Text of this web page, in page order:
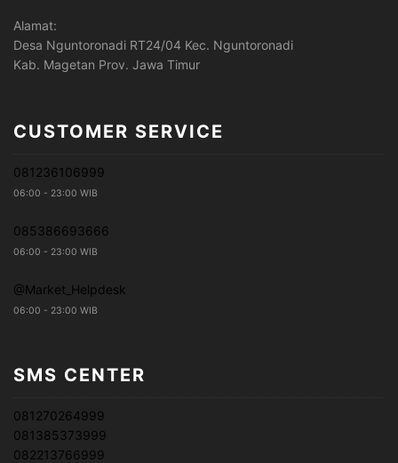
Alamat:
Desa Nguntoronadi RT24/04 Kec. Nguntoronadi
Kab. Magetan Prov. Jawa Timur
CUSTOMER SERVICE
081236106999
06:00 - 23:00 WIB
085386693666
06:00 - 23:00 WIB
@Market_Helpdesk
06:00 - 23:00 WIB
SMS CENTER
081270264999
081385373999
082213766999